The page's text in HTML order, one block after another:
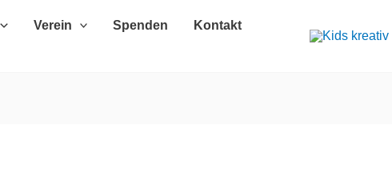
Verein Spenden
Kontakt